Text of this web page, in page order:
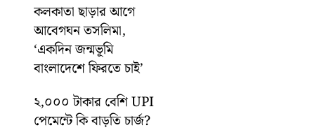
কলকাতা ছাড়ার আগে
আবেগঘন তসলিমা,
‘একদিন জন্মভূমি
বাংলাদেশে ফিরতে চাই’
২,০০০ টাকার বেশি UPI
পেমেন্টে কি বাড়তি চার্জ?